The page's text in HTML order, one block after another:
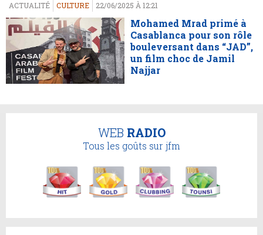
ACTUALITÉ CULTURE 22/06/2025 À 12:21
Mohamed Mrad primé à
Casablanca pour son rôle
bouleversant dans “JAD”,
un film choc de Jamil
Najjar
WEB RADIO
Tous les goûts sur jfm